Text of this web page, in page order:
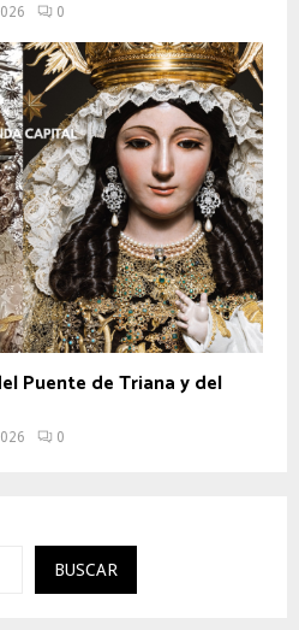
0
Puente de Triana y del
0
BUSCAR